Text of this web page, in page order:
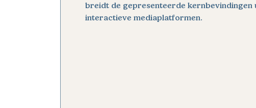
breidt de gepresenteerde
interactieve mediaplatformen.